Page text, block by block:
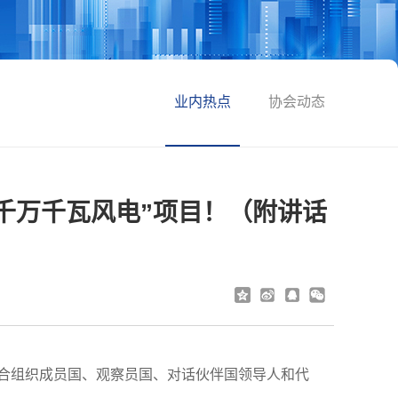
业内热点 协会动态
万千瓦风电”项目！（附讲话
组织成员国、观察员国、对话伙伴国领导人和代